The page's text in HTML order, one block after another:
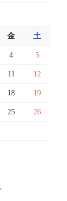
金 土
4 5
11 12
18 19
25 26